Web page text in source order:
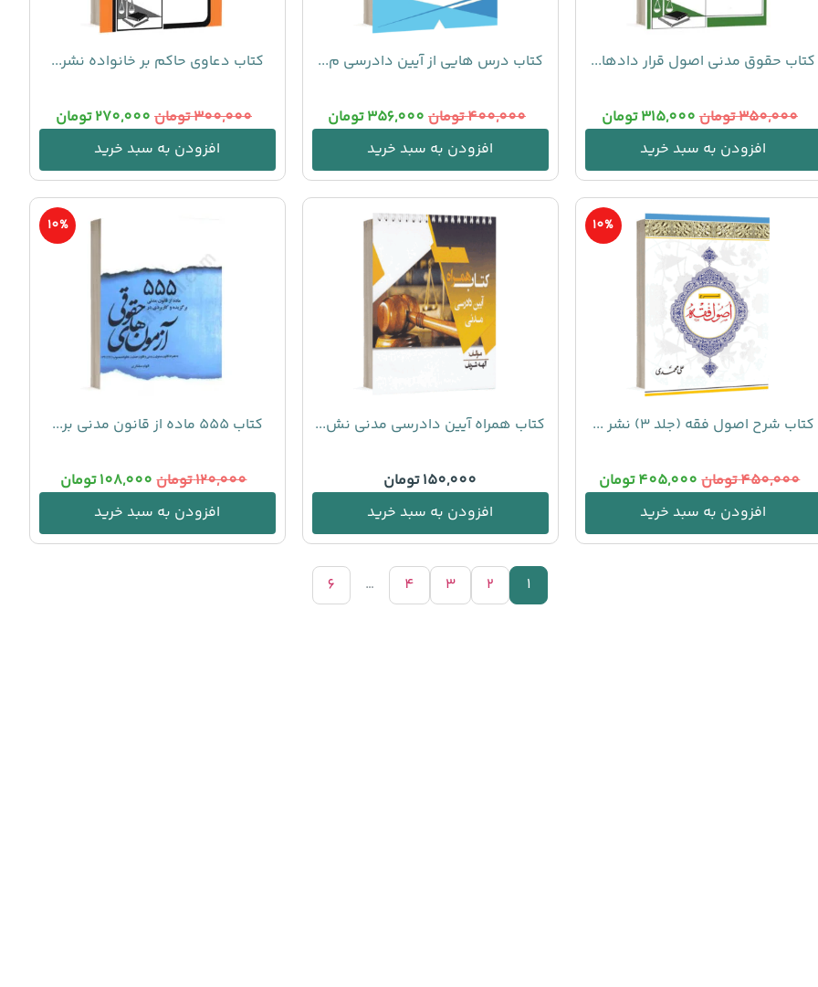
کتاب حقوق مدنی اصول قرار دادها...
350,000تومان 315,000تومان
افزودن به سبد خرید
کتاب درس هایی از آیین دادرسی م...
400,000تومان 356,000تومان
افزودن به سبد خرید
کتاب دعاوی حاکم بر خانواده نشر...
300,000تومان 270,000تومان
افزودن به سبد خرید
10%
کتاب شرح اصول فقه (جلد ۳) نشر ...
450,000تومان 405,000تومان
افزودن به سبد خرید
کتاب همراه آیین دادرسی مدنی نش...
150,000تومان
افزودن به سبد خرید
10%
کتاب 555 ماده از قانون مدنی بر...
120,000تومان 108,000تومان
افزودن به سبد خرید
1
2
3
4
…
6